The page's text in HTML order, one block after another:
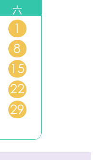
六
1
8
15
22
29